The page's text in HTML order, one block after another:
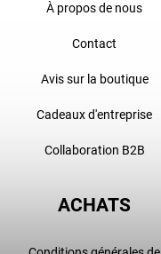
À propos de nous
Contact
Avis sur la boutique
Cadeaux d'entreprise
Collaboration B2B
ACHATS